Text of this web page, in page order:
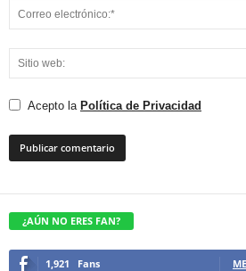
Acepto la Política de Privacidad
¿AÚN NO ERES FAN?
1,921 Fans